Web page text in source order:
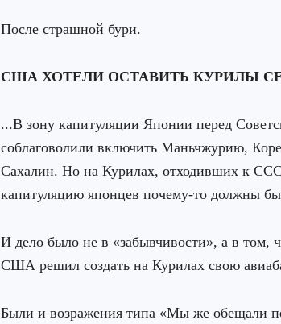
После страшной бури.
США ХОТЕЛИ ОСТАВИТЬ КУРИЛЫ
...В зону капитуляции Японии перед
соблаговолили включить Маньчжурию,
Сахалин. Но на Курилах, отходивших к
капитуляцию японцев почему-то должны
И дело было не в «забывчивости», а в том,
США решил создать на Курилах свою
Были и возражения типа «Мы же обещали